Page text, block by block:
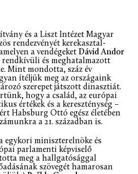
és a Liszt Intézet Magyar
rendezvényét kerekasztal-
a vendégeket Dávid Andor
rendkívüli és meghatalmazott
Mint mondotta, száz év
ítéljük meg az országaink
szerepet játszott dinasztiát.
hogy a család, az európai
értékek és a kereszténység –
Habsburg Ottó egész életében
a 21. században is.
egykori miniszterelnöke és
parlamenti képviselő
meg a hallgatósággal
szövegét hamarosan